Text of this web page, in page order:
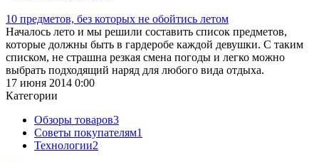
10 предметов, без которых не обойтись летом
Началось лето и мы решили составить список предметов,
которые должны быть в гардеробе каждой девушки. С таким
списком, не страшна резкая смена погоды и легко можно
выбрать подходящий наряд для любого вида отдыха.
17 июня 2014 0:00
Категории
Обзоры товаров3
Советы покупателям1
Технологии2